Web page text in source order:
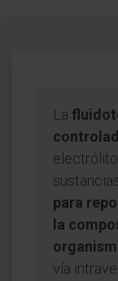
La
para
la
vía